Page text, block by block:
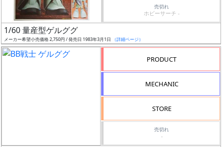
在
庫
売切れ
ホビーサーチ -
1/60 量産型ゲルググ
メーカー希望小売価格 2,750円 / 発売日 1983年3月1日 （詳細ページ）
PRODUCT
MECHANIC
STORE
売切れ
-